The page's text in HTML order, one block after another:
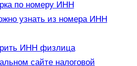
по номеру ИНН
узнать из номера ИНН
ИНН физлица
сайте налоговой